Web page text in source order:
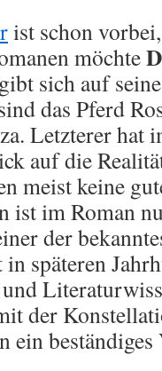
ist schon
möchte
sich auf
das Pferd
Letzterer hat
auf die
meist keine
ist im Roman
der
in späteren
der
ein